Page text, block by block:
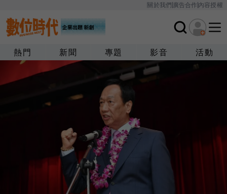
關於我們廣告合作內容授權
熱門 新聞 專題 影音 活動